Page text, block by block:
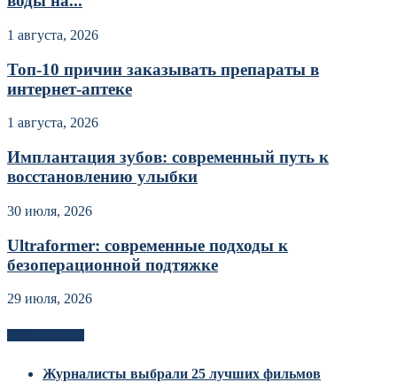
1 августа, 2026
Топ-10 причин заказывать препараты в
интернет-аптеке
1 августа, 2026
Имплантация зубов: современный путь к
восстановлению улыбки
30 июля, 2026
Ultraformer: современные подходы к
безоперационной подтяжке
29 июля, 2026
Журналисты выбрали 25 лучших фильмов